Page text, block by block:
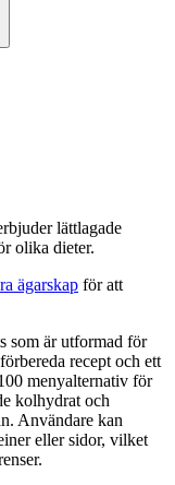
lättlagade
olika dieter.
ägarskap för att
som är utformad för
recept och ett
menyalternativ för
kolhydrat och
Användare kan
eller sidor, vilket